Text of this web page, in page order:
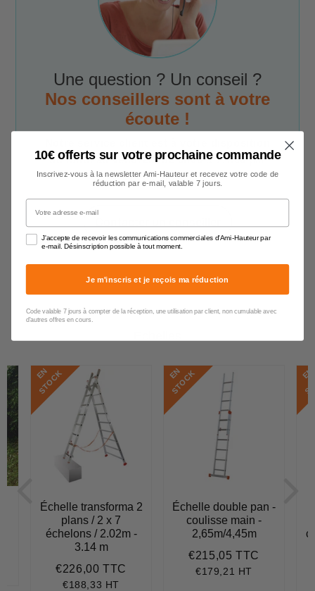
Une question ? Un conseil ?
Nos conseillers sont à votre
écoute !
du lundi au vendredi de 9h00 à 17h00par
téléphone, e-mail et chat.
E
N
S
T
O
C
K
Échelle transforma 2
plans / 2 x 7
échelons / 2.02m -
3.14 m
Prix
réduit
€226,00 TTC
€188,33 HT
E
N
S
T
O
C
K
Échelle double pan -
coulisse main -
2,65m/4,45m
Prix
régulier
€215,05 TTC
€179,21 HT
E
N
S
T
O
C
10€ offerts sur votre prochaine commande
Inscrivez-vous à la newsletter Ami-Hauteur et recevez votre code de
réduction par e-mail, valable 7 jours.
Votre adresse e-mail
J'accepte de recevoir les communications commerciales d'Ami-Hauteur par
e-mail. Désinscription possible à tout moment.
Je m'inscris et je reçois ma réduction
Code valable 7 jours à compter de la réception, une utilisation par client, non cumulable avec
d'autres offres en cours.